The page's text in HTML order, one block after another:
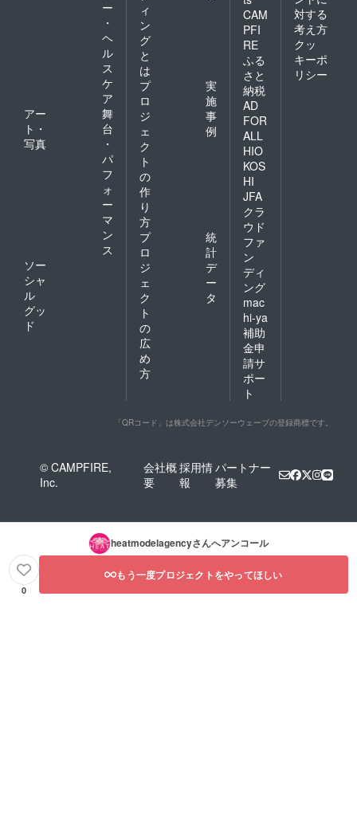
ー
・
ヘ
ル
ス
ケ
ア
アー
ト・
写真
舞
台
・
パ
フ
ォ
ー
マ
ン
ス
ソー
シャ
ル
グッ
ド
ィ
ン
グ
と
は
プ
ロ
ジ
ェ
ク
ト
の
作
り
方
実
施
事
例
プ
ロ
ジ
ェ
ク
ト
の
広
め
方
統
計
デ
ー
タ
CAM
PFI
RE
ふる
さと
納税
AD
FOR
ALL
HIO
KOS
HI
JFA
クラ
ウド
ファ
ン
ディ
ング
mac
hi-ya
補助
金申
請サ
ポー
ト
対する
考え方
クッ
キーポ
リシー
「QRコード」は株式会社デンソーウェーブの登録商標です。
© CAMPFIRE,
Inc.
会社概
要
採用情
報
パートナー
募集
heatmodelagencyさんへアンコール
0
もう一度プロジェクトをやってほしい